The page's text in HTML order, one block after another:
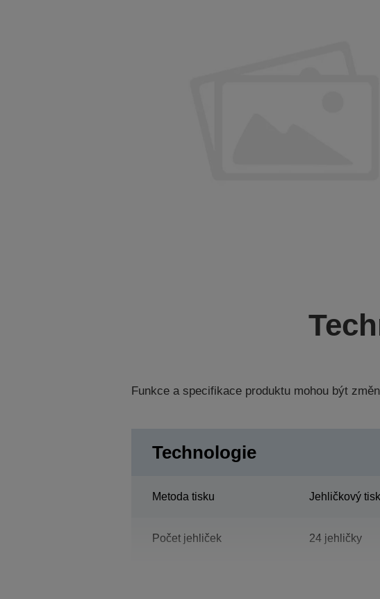
Funkce a specifikace produktu mohou být
Technologie
Metoda tisku Jehličkový tisk
Počet jehliček 24 jehličky